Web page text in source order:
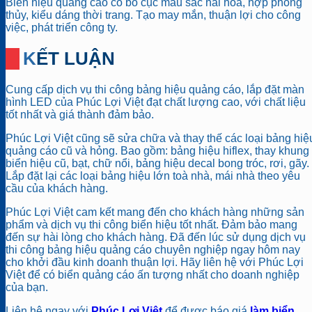
Biển hiệu quảng cáo có bố cục màu sắc hài hòa, hợp phong
thủy, kiểu dáng thời trang. Tạo may mắn, thuận lợi cho công
việc, phát triển công ty.
KẾT LUẬN
Cung cấp dịch vụ thi công bảng hiệu quảng cáo, lắp đặt màn
hình LED của Phúc Lợi Việt đạt chất lượng cao, với chất liệu
tốt nhất và giá thành đảm bảo.
Phúc Lợi Việt cũng sẽ sửa chữa và thay thế các loại bảng
quảng cáo cũ và hỏng. Bao gồm: bảng hiệu hiflex, thay khung
biển hiệu cũ, bạt, chữ nổi, bảng hiệu decal bong tróc, rơi, gãy.
Lắp đặt lại các loại bảng hiệu lớn toà nhà, mái nhà theo yêu
cầu của khách hàng.
Phúc Lợi Việt cam kết mang đến cho khách hàng những sản
phẩm và dịch vụ thi công biển hiệu tốt nhất. Đảm bảo mang
đến sự hài lòng cho khách hàng. Đã đến lúc sử dụng dịch vụ
thi công bảng hiệu quảng cáo chuyên nghiệp ngay hôm nay
cho khởi đầu kinh doanh thuận lợi. Hãy liên hệ với Phúc Lợi
Việt để có biển quảng cáo ấn tượng nhất cho doanh nghiệp
của bạn.